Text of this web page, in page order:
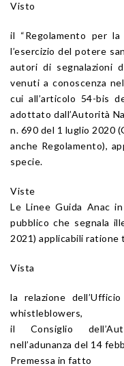
Visto
il “Regolamento per
l’esercizio del potere
autori di segnalazioni
venuti a conoscenza
cui all’articolo 54-bis
adottato dall’Autorità
n. 690 del 1 luglio 2020
anche Regolamento),
specie.
Viste
Le Linee Guida Anac
pubblico che segnala
2021) applicabili ratione
Vista
la relazione
whistleblowers,
il Consiglio
nell’adunanza del 14
Premessa in fatto